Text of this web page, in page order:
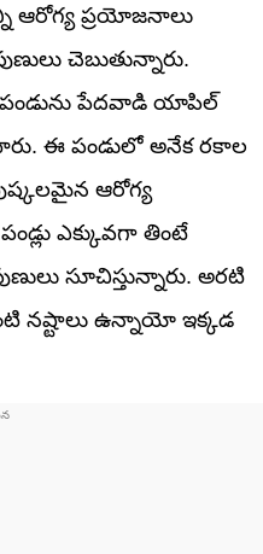
ఆరోగ్య ప్రయోజనాలు
చెబుతున్నారు.
పేదవాడి యాపిల్‌
ఈ పండులో అనేక రకాల
ఆరోగ్య
ఎక్కువగా తింటే
సూచిస్తున్నారు. అరటి
నష్టాలు ఉన్నాయో ఇక్కడ